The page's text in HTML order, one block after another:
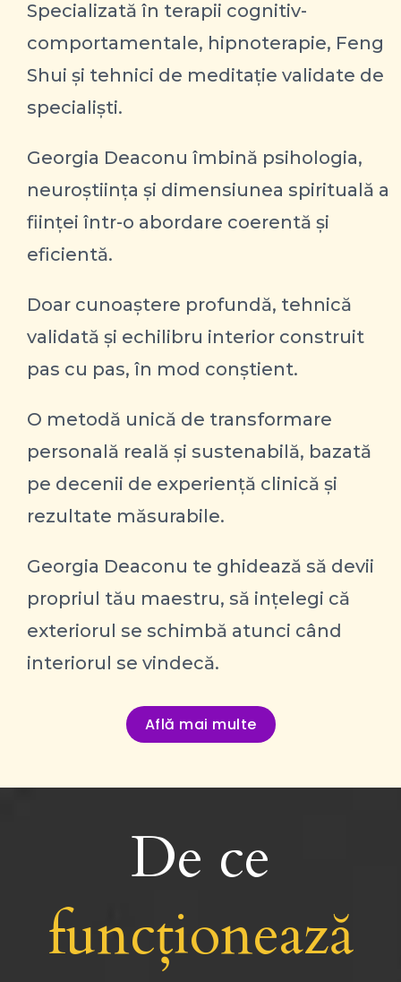
Specializată în terapii cognitiv-
comportamentale, hipnoterapie, Feng
Shui și tehnici de meditație validate de
specialiști.
Georgia Deaconu îmbină psihologia,
neuroștiința și dimensiunea spirituală a
ființei într-o abordare coerentă și
eficientă.
Doar cunoaștere profundă, tehnică
validată și echilibru interior construit
pas cu pas, în mod conștient.
O metodă unică de transformare
personală reală și sustenabilă, bazată
pe decenii de experiență clinică și
rezultate măsurabile.
Georgia Deaconu te ghidează să devii
propriul tău maestru, să ințelegi că
exteriorul se schimbă atunci când
interiorul se vindecă.
Află mai multe
De ce
funcționează